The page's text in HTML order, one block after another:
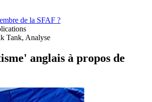
de la SFAF ?
Tank, Analyse
anglais à propos de